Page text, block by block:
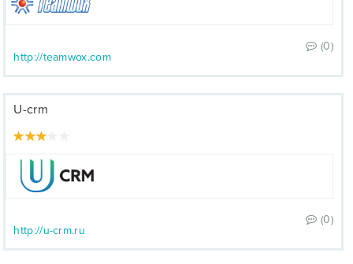
(0)
http://teamwox.com
U-crm
(0)
http://u-crm.ru